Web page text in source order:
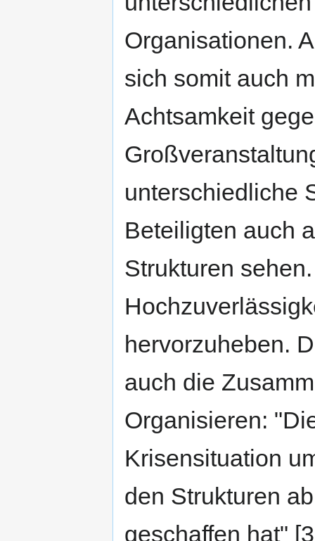
Organisationen.
sich somit auch
Achtsamkeit
unterschiedliche
Beteiligten auch
Strukturen
hervorzuheben.
auch die
Organisieren:
Krisensituation
den Strukturen
geschaffen hat"